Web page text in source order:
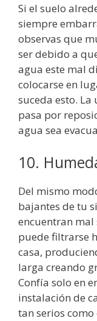
Si el suelo
siempre
observas que
ser debido a
agua este mal
colocarse en
suceda esto.
pasa por
agua sea
10.
Del mismo
bajantes de tu
encuentran mal
puede filtrarse
casa,
larga creando
Confía solo en
instalación de
tan serios como